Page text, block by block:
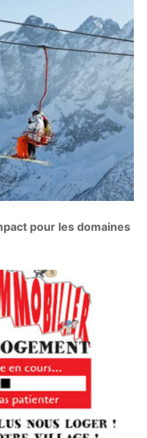
pour les domaines